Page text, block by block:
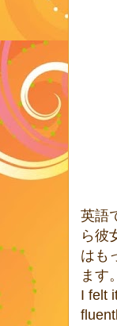
英語
ら彼
はも
ます。
I felt